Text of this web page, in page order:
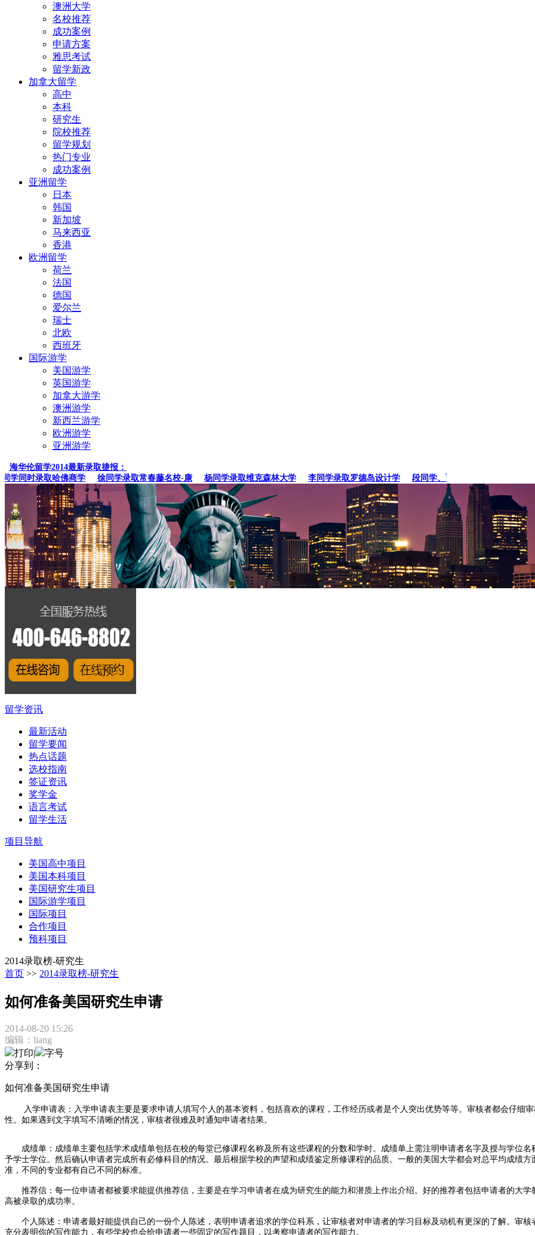
澳洲大学
名校推荐
成功案例
申请方案
雅思考试
留学新政
加拿大留学
高中
本科
研究生
院校推荐
留学规划
热门专业
成功案例
亚洲留学
日本
韩国
新加坡
马来西亚
香港
欧洲留学
荷兰
法国
德国
爱尔兰
瑞士
北欧
西班牙
国际游学
美国游学
英国游学
加拿大游学
澳洲游学
新西兰游学
欧洲游学
亚洲游学
海华伦留学2014最新录取捷报：
同时录取哈佛商学
徐同学录取常春藤名校-康 杨同学录取维克森林大学 李同学录取罗德岛设计学 段同学、贾同学录取纽约
留学资讯
最新活动
留学要闻
热点话题
选校指南
签证资讯
奖学金
语言考试
留学生活
项目导航
美国高中项目
美国本科项目
美国研究生项目
国际游学项目
国际项目
合作项目
预科项目
2014录取榜-研究生
首页 >> 2014录取榜-研究生
如何准备美国研究生申请
2014-08-20 15:26
编辑：liang
打印|
字号
分享到：
如何准备美国研究生申请
入学申请表：入学申请表主要是要求申请人填写个人的基本资料，包括喜欢的课程，工作经历或者是个人突出优势等等。审核者都会仔细
性。如果遇到文字填写不清晰的情况，审核者很难及时通知申请者结果。
成绩单：成绩单主要包括学术成绩单包括在校的每堂已修课程名称及所有这些课程的分数和学时。成绩单上需注明申请者名字及授与学位
予学士学位。然后确认申请者完成所有必修科目的情况。最后根据学校的声望和成绩鉴定所修课程的品质。一般的美国大学都会对总平均成绩
准，不同的专业都有自己不同的标准。
推荐信：每一位申请者都被要求能提供推荐信，主要是在学习申请者在成为研究生的能力和潜质上作出介绍。好的推荐者包括申请者的大
高被录取的成功率。
个人陈述：申请者最好能提供自己的一份个人陈述，表明申请者追求的学位科系，让审核者对申请者的学习目标及动机有更深的了解。审
充分表明你的写作能力，有些学校也会给申请者一些固定的写作题目，以考察申请者的写作能力。